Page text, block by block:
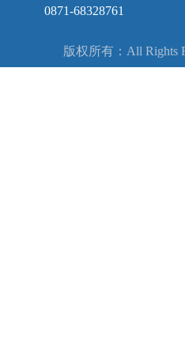
0871-68328761
版权所有：All Rights